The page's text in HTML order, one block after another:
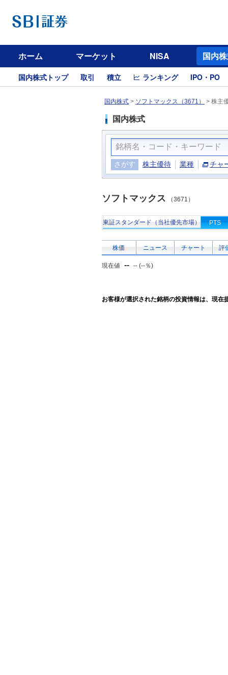
ホーム マーケット NISA 国内
国内株式トップ 取引 積立 ランキング IPO・PO
国内株式 > ソフトマックス（3671） > 株主
国内株式
さがす 株主優待 業種 チャ
ソフトマックス （3671）
東証スタンダード（当社優先市場） PTS
株価 ニュース チャート 評
現在値 -- -- (--％)
お客様が選択された銘柄の投資情報は、現在